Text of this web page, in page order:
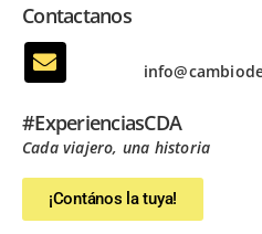
Contactanos
#ExperienciasCDA
Cada viajero, una historia
¡Contános la tuya!